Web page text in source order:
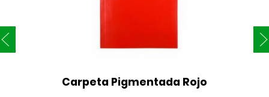
Carpeta Pigmentada Rojo